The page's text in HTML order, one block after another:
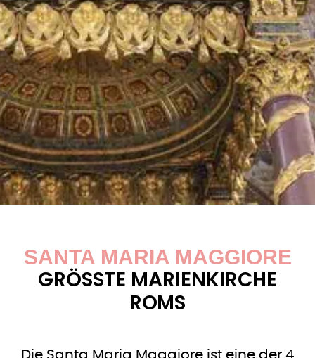
SANTA MARIA MAGGIORE
GRÖSSTE MARIENKIRCHE R
OMS
Die Santa Maria Maggiore ist eine der 4